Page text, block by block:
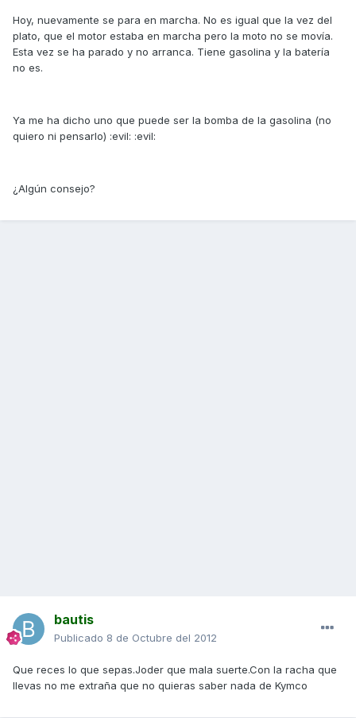
Hoy, nuevamente se para en marcha. No es igual que la vez del
plato, que el motor estaba en marcha pero la moto no se movía.
Esta vez se ha parado y no arranca. Tiene gasolina y la batería
no es.
Ya me ha dicho uno que puede ser la bomba de la gasolina (no
quiero ni pensarlo) :evil: :evil:
¿Algún consejo?
bautis
Publicado 8 de Octubre del 2012
Que reces lo que sepas.Joder que mala suerte.Con la racha que
llevas no me extraña que no quieras saber nada de Kymco